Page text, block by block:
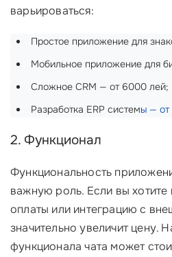
варьироваться:
Простое приложение для
Мобильное приложение для
Сложное CRM — от 6000 лей;
Разработка ERP системы — от
2. Функционал
Функциональность
важную роль. Если вы хотите
оплаты или интеграцию с
значительно увеличит цену.
функционала чата может